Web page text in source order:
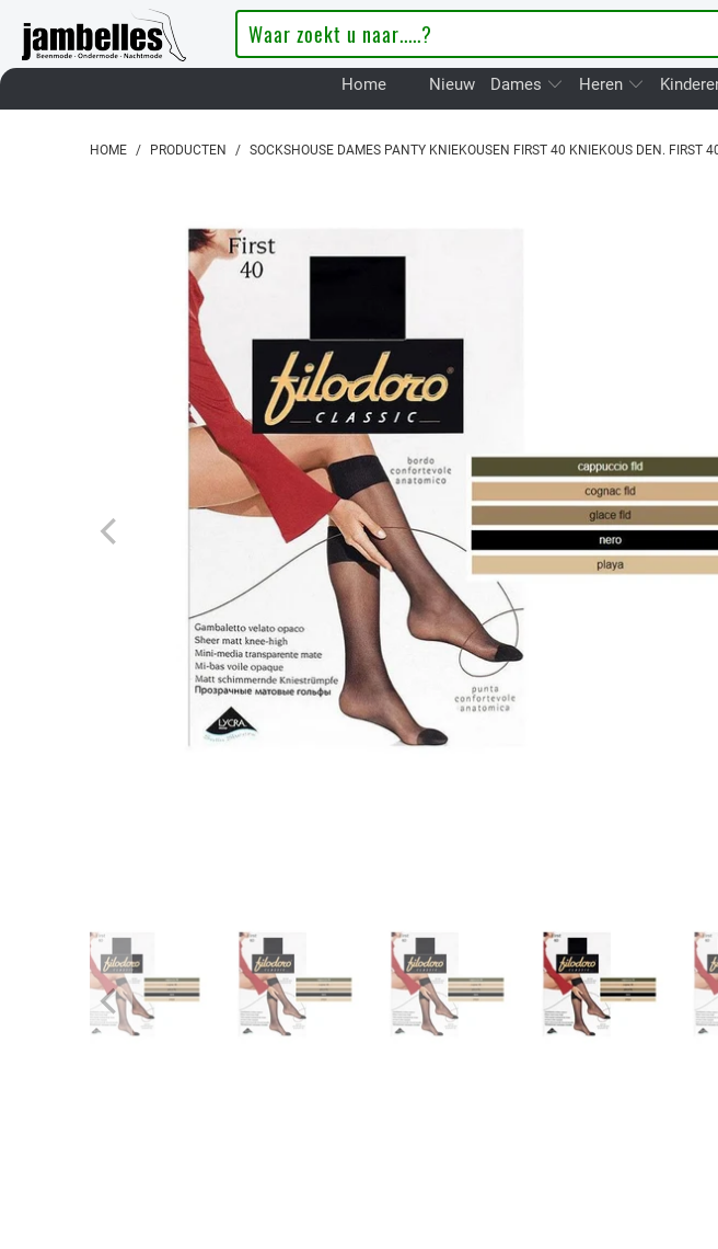
Home Nieuw Dames Heren
HOME / PRODUCTEN / SOCKSHOUSE DAMES PANTY KNIEKOUSEN FIRST 40 KNIEKOUS DEN. FIRST